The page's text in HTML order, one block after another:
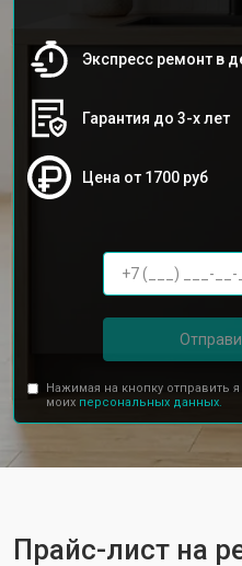
Экспресс ремонт в
Гарантия до 3-х лет
Цена от 1700 руб
Нажимая на кнопку отправить
моих персональных данных.
Прайс-лист на